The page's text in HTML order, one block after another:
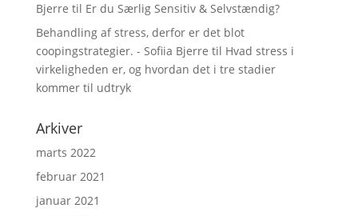
Bjerre til Er du Særlig Sensitiv & Selvstændig?
Behandling af stress, derfor er det blot
coopingstrategier. - Sofiia Bjerre til Hvad stress i
virkeligheden er, og hvordan det i tre stadier
kommer til udtryk
Arkiver
marts 2022
februar 2021
januar 2021